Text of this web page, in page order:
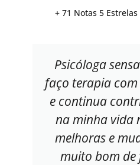
+ 71 Notas 5 Estrelas
Psicóloga
faço terapia
e continua
na minha vida
melhoras e
muito bom de